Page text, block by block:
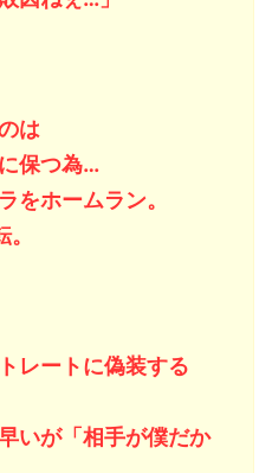
は
保つ為…
をホームラン。
レートに偽装する
いが「相手が僕だか